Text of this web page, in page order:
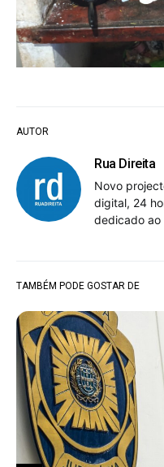
AUTOR
Rua Direita
Novo
digital, 24
dedicado ao
TAMBÉM PODE GOSTAR DE